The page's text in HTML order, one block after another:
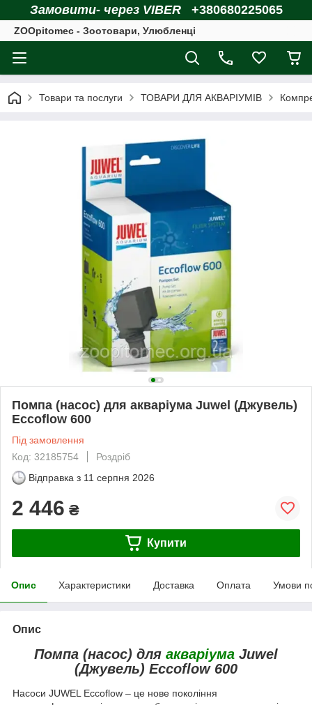
Замовити- через VIBER +380680225065
ZOOpitomec - Зоотовари, Улюбленці
Товари та послуги ТОВАРИ ДЛЯ АКВАРІУМІВ
Помпа (насос) для акваріума Juwel (Джувель)
Eccoflow 600
Під замовлення
Код: 32185754
Роздріб
Відправка з 11 серпня 2026
2 446 ₴
Купити
Опис Характеристики Доставка Оплата Умови
Опис
Помпа (насос) для акваріума Juwel
(Джувель) Eccoflow 600
Насоси JUWEL Eccoflow – це нове покоління